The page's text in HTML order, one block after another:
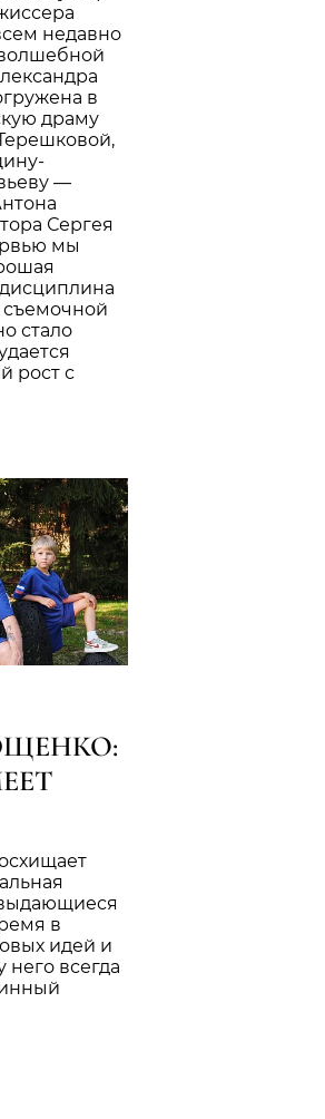
недавно
в
драму
—
Сергея
мы
съемочной
стало
рост с
в
идей и
него всегда